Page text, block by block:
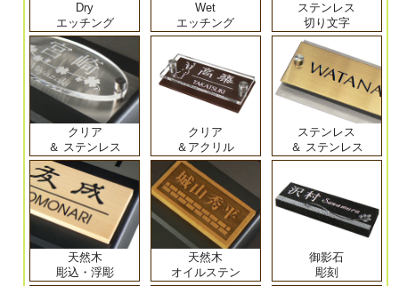
Dry
エッチング
Wet
エッチング
ステンレス
切り文字
クリア
＆ ステンレス
クリア
＆アクリル
ステンレス
＆ ステンレス
天然木
彫込・浮彫
天然木
オイルステン
御影石
彫刻